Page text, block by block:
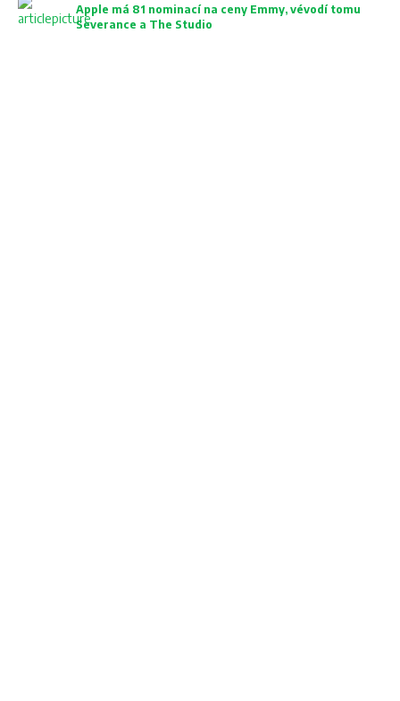
Apple má 81 nominací na ceny Emmy, vévodí tomu
Severance a The Studio